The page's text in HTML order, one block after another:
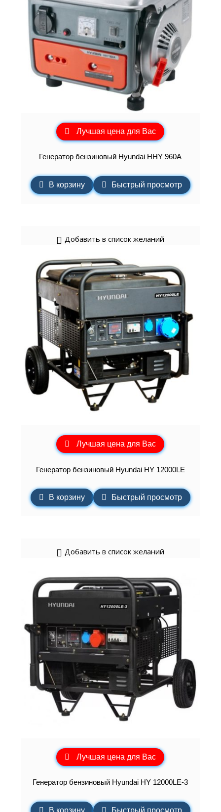
Лучшая цена для Вас
Генератор бензиновый Hyundai HHY 960A
В корзину Быстрый просмотр
Добавить в список желаний
Лучшая цена для Вас
Генератор бензиновый Hyundai HY 12000LE
В корзину Быстрый просмотр
Добавить в список желаний
Лучшая цена для Вас
Генератор бензиновый Hyundai HY 12000LE-3
В корзину Быстрый просмотр